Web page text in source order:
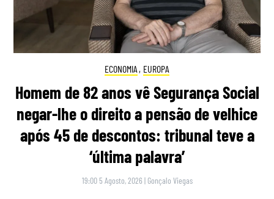
ECONOMIA , EUROPA
Homem de 82 anos vê Segurança Social
negar-lhe o direito a pensão de velhice
após 45 de descontos: tribunal teve a
‘última palavra’
19:00 5 Agosto, 2026 | Gonçalo Viegas